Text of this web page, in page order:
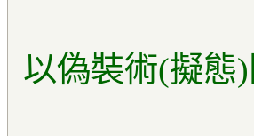
以偽裝術(擬態